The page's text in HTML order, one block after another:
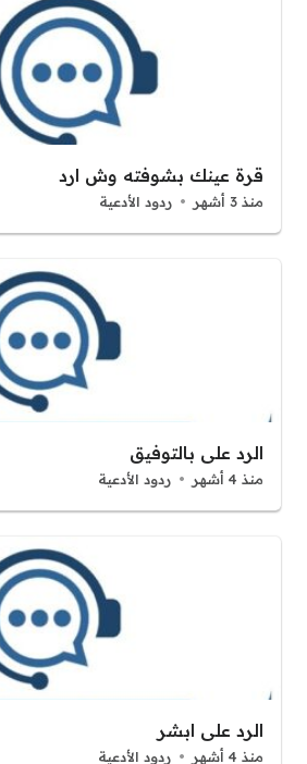
قرة عينك بشوفته وش ارد
منذ 3 أشهر ردود الأدعية
الرد على بالتوفيق
منذ 4 أشهر ردود الأدعية
الرد على ابشر
منذ 4 أشهر ردود الأدعية